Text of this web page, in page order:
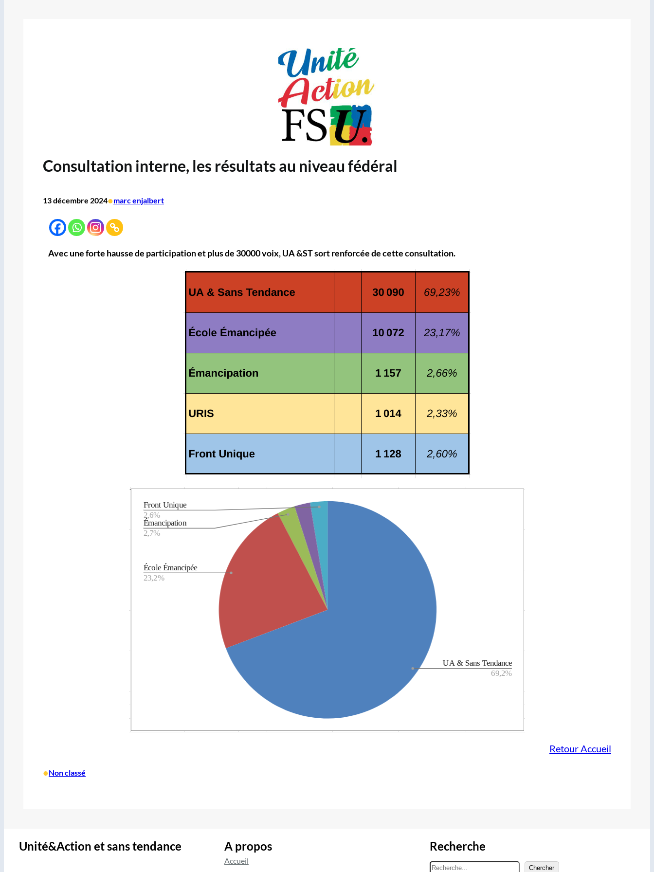
Consultation interne, les résultats au niveau fédéral
13 décembre 2024•marc enjalbert
Avec une forte hausse de participation et plus de 30000 voix, UA &ST sort renforcée de cette consultation.
Retour Accueil
•Non classé
Unité&Action et sans tendance A propos
Accueil
Recherche
R Chercher